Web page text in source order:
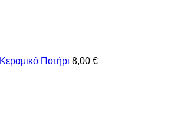
Κεραμικό Ποτήρι 8,00 €